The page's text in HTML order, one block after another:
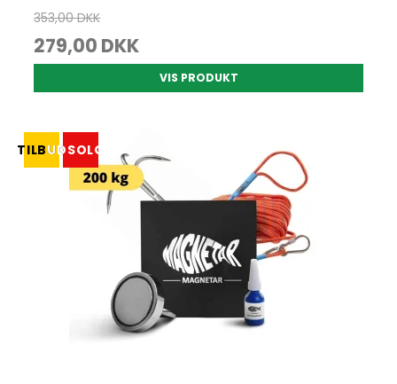
353,00 DKK
279,00 DKK
VIS PRODUKT
TILBUDUDSOLGT